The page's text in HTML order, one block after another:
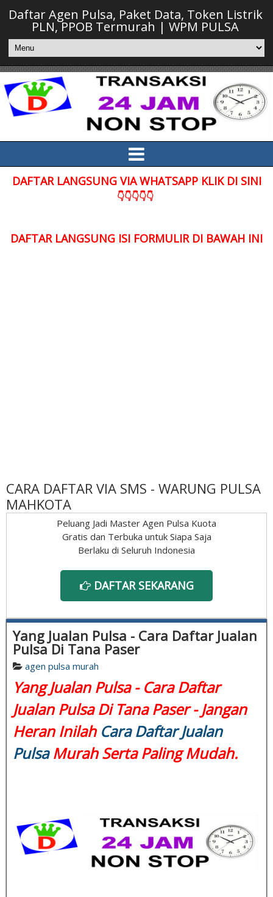
Daftar Agen Pulsa, Paket Data, Token Listrik
PLN, PPOB Termurah | WPM PULSA
DAFTAR LANGSUNG VIA WHATSAPP KLIK DI SINI
👇👇👇👇👇
DAFTAR LANGSUNG ISI FORMULIR DI BAWAH INI
CARA DAFTAR VIA SMS - WARUNG PULSA
MAHKOTA
Peluang Jadi Master Agen Pulsa Kuota
Gratis dan Terbuka untuk Siapa Saja
Berlaku di Seluruh Indonesia
DAFTAR SEKARANG
Yang Jualan Pulsa - Cara Daftar Jualan
Pulsa Di Tana Paser
agen pulsa murah
Yang Jualan Pulsa - Cara Daftar
Jualan Pulsa Di Tana Paser - Jangan
Heran Inilah Cara Daftar Jualan
PulsaMurah Serta Paling Mudah.